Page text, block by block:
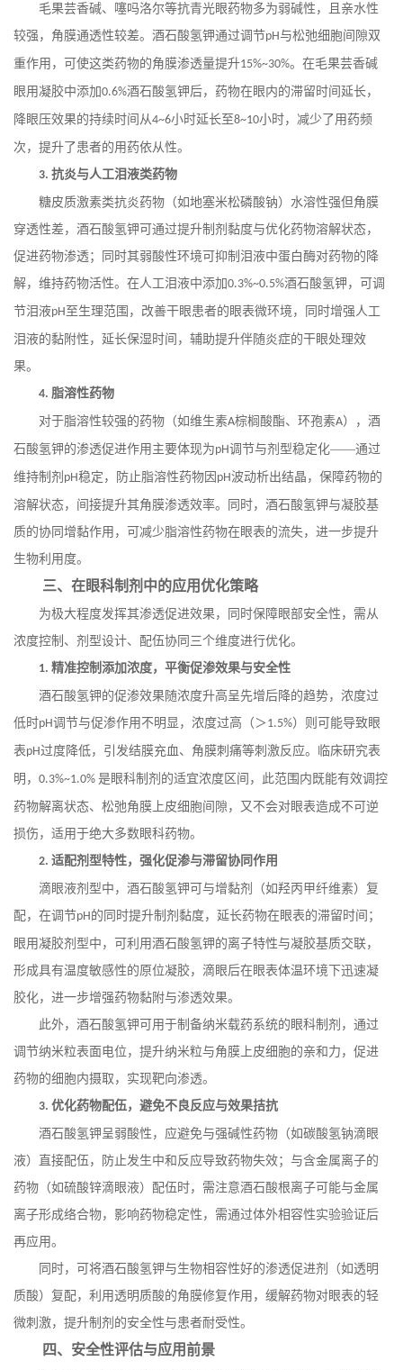
毛果芸香碱、噻吗洛尔等抗青光眼药物多为弱碱性，且亲水性
较强，角膜通透性较差。酒石酸氢钾通过调节pH与松弛细胞间隙双
重作用，可使这类药物的角膜渗透量提升15%~30%。在毛果芸香碱
眼用凝胶中添加0.6%酒石酸氢钾后，药物在眼内的滞留时间延长，
降眼压效果的持续时间从4~6小时延长至8~10小时，减少了用药频
次，提升了患者的用药依从性。
3. 抗炎与人工泪液类药物
糖皮质激素类抗炎药物（如地塞米松磷酸钠）水溶性强但角膜
穿透性差，酒石酸氢钾可通过提升制剂黏度与优化药物溶解状态，
促进药物渗透；同时其弱酸性环境可抑制泪液中蛋白酶对药物的降
解，维持药物活性。在人工泪液中添加0.3%~0.5%酒石酸氢钾，可调
节泪液pH至生理范围，改善干眼患者的眼表微环境，同时增强人工
泪液的黏附性，延长保湿时间，辅助提升伴随炎症的干眼处理效
果。
4. 脂溶性药物
对于脂溶性较强的药物（如维生素A棕榈酸酯、环孢素A），酒
石酸氢钾的渗透促进作用主要体现为pH调节与剂型稳定化——通过
维持制剂 pH稳定，防止脂溶性药物因 pH波动析出结晶，保障药物的
溶解状态，间接提升其角膜渗透效率。同时，酒石酸氢钾与凝胶基
质的协同增黏作用，可减少脂溶性药物在眼表的流失，进一步提升
生物利用度。
三、在眼科制剂中的应用优化策略
为极大程度发挥其渗透促进效果，同时保障眼部安全性，需从
浓度控制、剂型设计、配伍协同三个维度进行优化。
1. 精准控制添加浓度，平衡促渗效果与安全性
酒石酸氢钾的促渗效果随浓度升高呈先增后降的趋势，浓度过
低时pH调节与促渗作用不明显，浓度过高（＞1.5%）则可能导致眼
表pH过度降低，引发结膜充血、角膜刺痛等刺激反应。临床研究表
明， 0.3%~1.0% 是眼科制剂的适宜浓度区间，此范围内既能有效调控
药物解离状态、松弛角膜上皮细胞间隙，又不会对眼表造成不可逆
损伤，适用于绝大多数眼科药物。
2. 适配剂型特性，强化促渗与滞留协同作用
滴眼液剂型中，酒石酸氢钾可与增黏剂（如羟丙甲纤维素）复
配，在调节pH的同时提升制剂黏度，延长药物在眼表的滞留时间；
眼用凝胶剂型中，可利用酒石酸氢钾的离子特性与凝胶基质交联，
形成具有温度敏感性的原位凝胶，滴眼后在眼表体温环境下迅速凝
胶化，进一步增强药物黏附与渗透效果。
此外，酒石酸氢钾可用于制备纳米载药系统的眼科制剂，通过
调节纳米粒表面电位，提升纳米粒与角膜上皮细胞的亲和力，促进
药物的细胞内摄取，实现靶向渗透。
3. 优化药物配伍，避免不良反应与效果拮抗
酒石酸氢钾呈弱酸性，应避免与强碱性药物（如碳酸氢钠滴眼
液）直接配伍，防止发生中和反应导致药物失效；与含金属离子的
药物（如硫酸锌滴眼液）配伍时，需注意酒石酸根离子可能与金属
离子形成络合物，影响药物稳定性，需通过体外相容性实验验证后
再应用。
同时，可将酒石酸氢钾与生物相容性好的渗透促进剂（如透明
质酸）复配，利用透明质酸的角膜修复作用，缓解药物对眼表的轻
微刺激，提升制剂的安全性与患者耐受性。
四、安全性评估与应用前景